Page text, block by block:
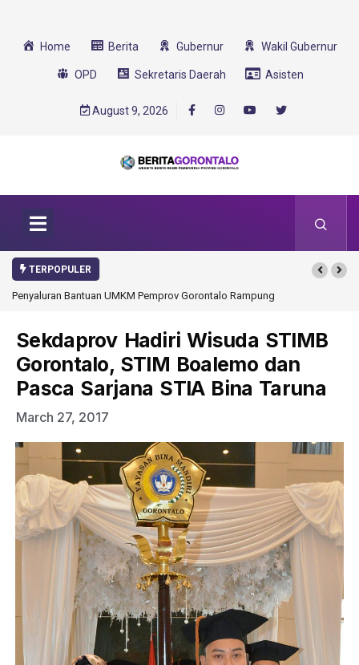
Home Berita Gubernur Wakil Gubernur
OPD Sekretaris Daerah Asisten
August 9, 2026
TERPOPULER
RampungGorontalo Ikut Dukung Program SMA Unggul Garuda
Sekdaprov Hadiri Wisuda STIMB
Gorontalo, STIM Boalemo dan
Pasca Sarjana STIA Bina Taruna
March 27, 2017